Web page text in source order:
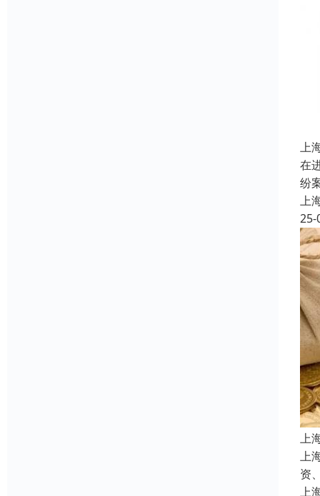
上
在
纷
上
25-
上
上
资
上